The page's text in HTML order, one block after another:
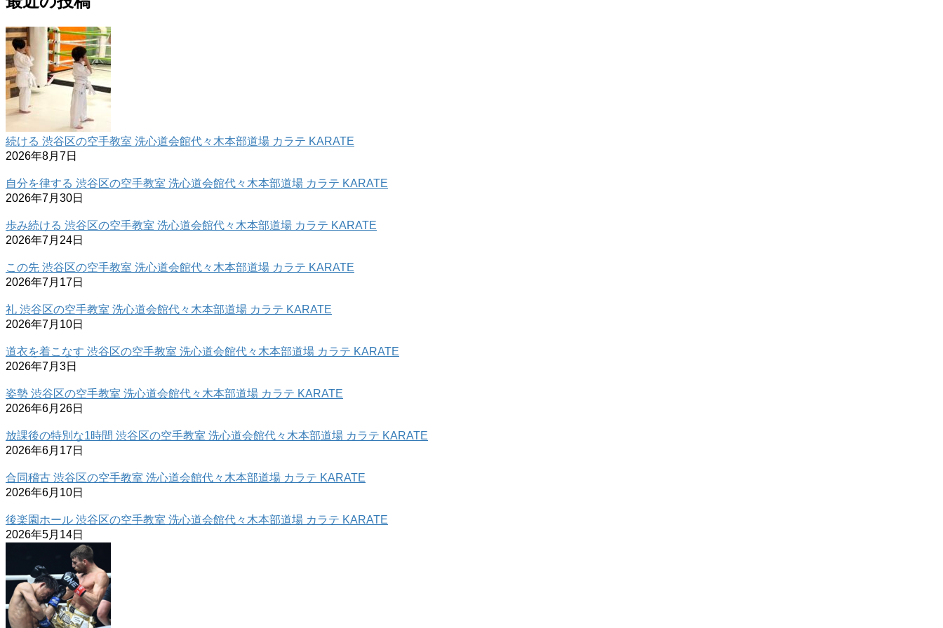
続ける 渋谷区の空手教室 洗心道会館代々木本部道場 カラテ KARATE
2026年8月7日
自分を律する 渋谷区の空手教室 洗心道会館代々木本部道場 カラテ KARATE
2026年7月30日
歩み続ける 渋谷区の空手教室 洗心道会館代々木本部道場 カラテ KARATE
2026年7月24日
この先 渋谷区の空手教室 洗心道会館代々木本部道場 カラテ KARATE
2026年7月17日
礼 渋谷区の空手教室 洗心道会館代々木本部道場 カラテ KARATE
2026年7月10日
道衣を着こなす 渋谷区の空手教室 洗心道会館代々木本部道場 カラテ KARATE
2026年7月3日
姿勢 渋谷区の空手教室 洗心道会館代々木本部道場 カラテ KARATE
2026年6月26日
放課後の特別な1時間 渋谷区の空手教室 洗心道会館代々木本部道場 カラテ KARATE
2026年6月17日
合同稽古 渋谷区の空手教室 洗心道会館代々木本部道場 カラテ KARATE
2026年6月10日
後楽園ホール 渋谷区の空手教室 洗心道会館代々木本部道場 カラテ KARATE
2026年5月14日